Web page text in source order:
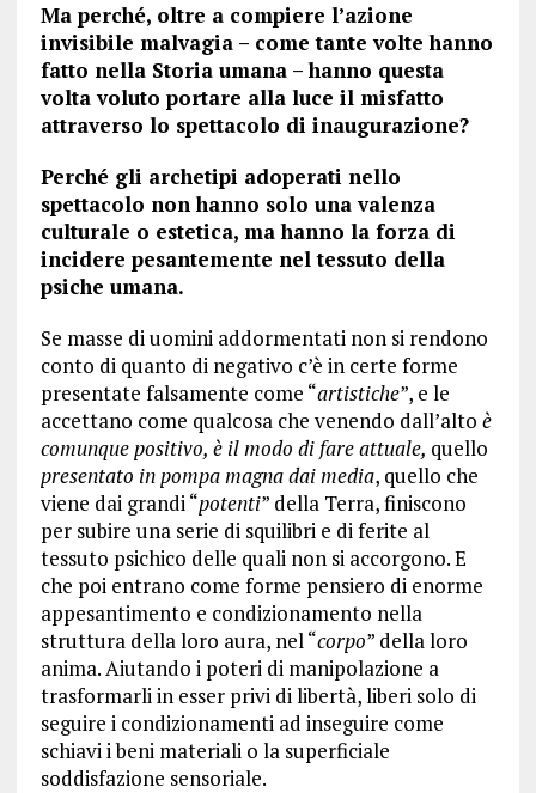
Ma perché, oltre a compiere l’azione
invisibile malvagia – come tante volte hanno
fatto nella Storia umana –hanno questa
volta voluto portare alla luce il misfatto
attraverso lo spettacolo di inaugurazione?
Perché gli archetipi adoperati nello
spettacolo non hanno solo una valenza
culturale o estetica, ma hanno la forza di
incidere pesantemente nel tessuto della
psiche umana.
Se masse di uomini addormentati non si rendono
conto di quanto di negativo c’è in certe forme
presentate falsamente come “artistiche”, e le
accettano come qualcosa che venendo dall’alto è
comunque positivo, è il modo di fare attuale, quello
presentato in pompa magna dai media, quello che
viene dai grandi “potenti” della Terra, finiscono
per subire una serie di squilibri e di ferite al
tessuto psichico delle quali non si accorgono. E
che poi entrano come forme pensiero di enorme
appesantimento e condizionamento nella
struttura della loro aura, nel “corpo” della loro
anima. Aiutando i poteri di manipolazione a
trasformarli in esser privi di libertà, liberi solo di
seguire i condizionamenti ad inseguire come
schiavi i beni materiali o la superficiale
soddisfazione sensoriale.